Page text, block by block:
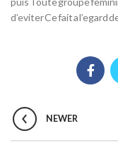
d’eviter Ce fait a l’egard
NEWER